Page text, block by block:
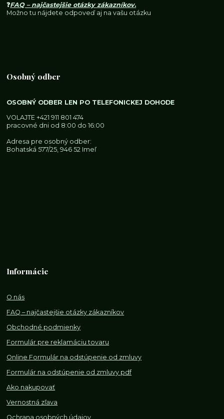
❓FAQ – najčastejšie otázky zákazníkov.
Možno tu nájdete odpoveď aj na vašu otázku
Osobný odber
OSOBNÝ ODBER LEN PO TELEFONICKEJ DOHODE
VOLAJTE+421 911 801 474
pracovné dni od 8:00 do 16:00
Adresa pre osobný odber:
Bohatská 577/25, 946 52 Imeľ
Informácie
O nás
FAQ – najčastejšie otázky zákazníkov
Obchodné podmienky
Formulár pre reklamáciu tovaru
Online Formulár na odstúpenie od zmluvy
Formulár na odstúpenie od zmluvy pdf
Ako nakupovať
Vernostná zľava
Ochrana osobných údajov